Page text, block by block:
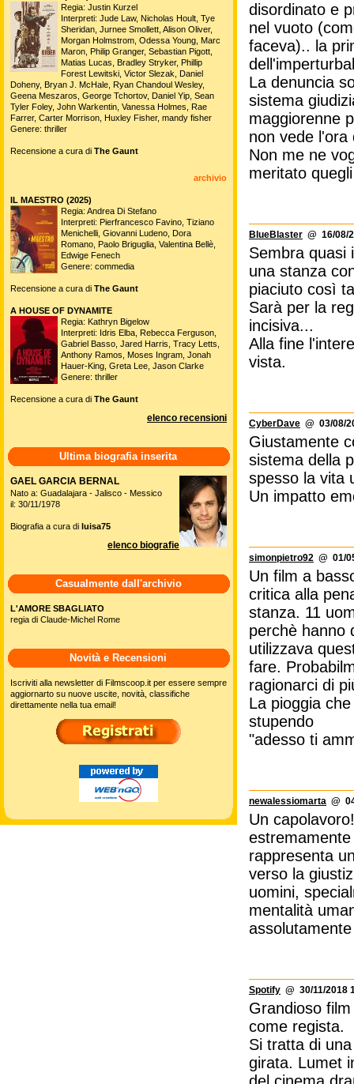
disordinato e
nel vuoto
faceva).. la
La denuncia
sistema
maggiorenne
non vede l'ora
Non me ne
meritato
BlueBlaster @ 16/08/
Sembra quasi
una stanza
piaciuto così
Sarà per la
incisiva...
Alla fine
vista.
CyberDave @ 03/08/
Giustamente
sistema della
spesso la vita
Un impatto
simonpietro92 @ 01/
Un film a
critica alla
stanza. 11
perchè hanno
utilizzava
fare.
ragionarci di
La pioggia
stupendo
"adesso ti
newalessiomarta @
Un
rappresenta
verso la
uomini,
mentalità
Spotify @ 30/11/2018
Grandioso
come regista.
Si tratta di
girata. Lumet
Regia: Justin Kurzel
Interpreti: Jude Law, Nicholas Hoult, Tye
Sheridan, Jurnee Smollett, Alison Oliver,
Morgan Holmstrom, Odessa Young, Marc
Maron, Philip Granger, Sebastian Pigott,
Matias Lucas, Bradley Stryker, Phillip
Forest Lewitski, Victor Slezak, Daniel
Doheny, Bryan J. McHale, Ryan Chandoul Wesley,
Geena Meszaros, George Tchortov, Daniel Yip, Sean
Tyler Foley, John Warkentin, Vanessa Holmes, Rae
Farrer, Carter Morrison, Huxley Fisher, mandy fisher
Genere: thriller
Recensione a cura di The Gaunt
archivio
IL MAESTRO (2025)
Regia: Andrea Di Stefano
Interpreti: Pierfrancesco Favino, Tiziano
Menichelli, Giovanni Ludeno, Dora
Romano, Paolo Briguglia, Valentina Bellè,
Edwige Fenech
Genere: commedia
Recensione a cura di The Gaunt
A HOUSE OF DYNAMITE
Regia: Kathryn Bigelow
Interpreti: Idris Elba, Rebecca Ferguson,
Gabriel Basso, Jared Harris, Tracy Letts,
Anthony Ramos, Moses Ingram, Jonah
Hauer-King, Greta Lee, Jason Clarke
Genere: thriller
Recensione a cura di The Gaunt
elenco recensioni
Ultima biografia inserita
GAEL GARCIA BERNAL
Nato a: Guadalajara - Jalisco - Messico
il: 30/11/1978
Biografia a cura di luisa75
elenco biografie
Casualmente dall'archivio
L'AMORE SBAGLIATO
regia di Claude-Michel Rome
Novità e Recensioni
Iscriviti alla newsletter di Filmscoop.it per essere sempre
aggiornarto su nuove uscite, novità, classifiche
direttamente nella tua email!